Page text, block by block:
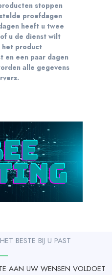
stoppen
proefdagen
heeft u twee
u de dienst wilt
het product
en een paar dagen
alle gegevens
BESTE BIJ U PAST
AAN UW WENSEN VOLDOET